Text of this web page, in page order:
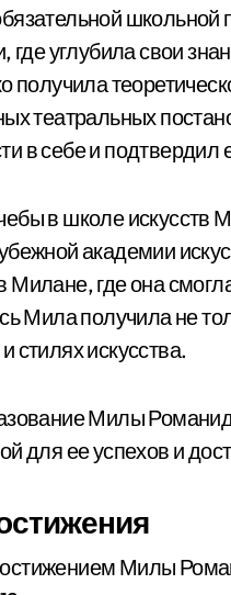
где углубила свои
получила
театральных
в себе и
в школе искусств
академии
где она
Мила получила не
стилях искусства.
Милы
для ее успехов и
Милы